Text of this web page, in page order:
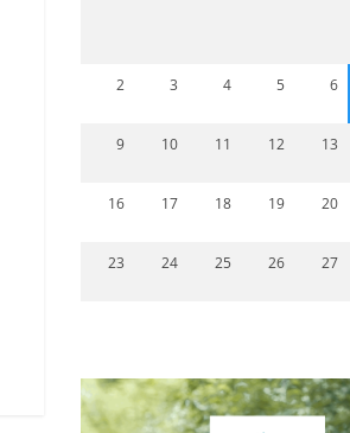
2 3 4 5 6
9 10 11 12 13
16 17 18 19 20
23 24 25 26 27